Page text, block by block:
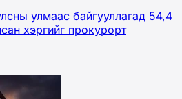
улмаас байгууллагад 54,4
хэргийг прокурорт